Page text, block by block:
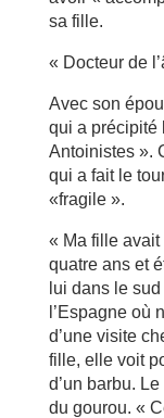
sa fille.
« Docteur de
Avec son
qui a précipité
Antoinistes ».
qui a fait le
«fragile ».
« Ma fille
quatre ans et
lui dans le
l’Espagne où
d’une visite
fille, elle voit
d’un barbu.
du gourou. «